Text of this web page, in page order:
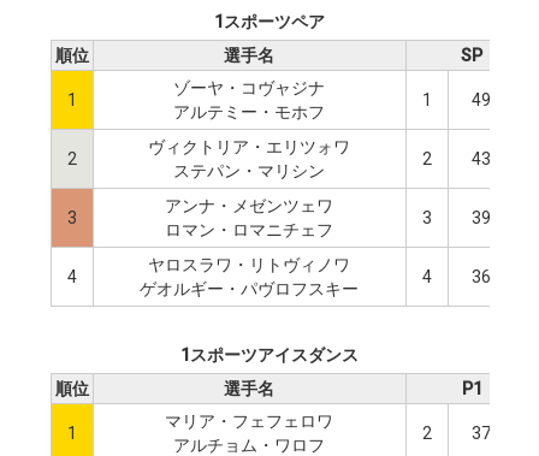
1スポーツペア
順位
選手名 SP
1
ゾーヤ・コヴャジナ
アルテミー・モホフ
1 49.25
2
ヴィクトリア・エリツォワ
ステパン・マリシン
2 43.86
3
アンナ・メゼンツェワ
ロマン・ロマニチェフ
3 39.35
4
ヤロスラワ・リトヴィノワ
ゲオルギー・パヴロフスキー
4 36.16
1スポーツアイスダンス
順位
選手名 P1
1
マリア・フェフェロワ
アルチョム・ワロフ
2 37.68